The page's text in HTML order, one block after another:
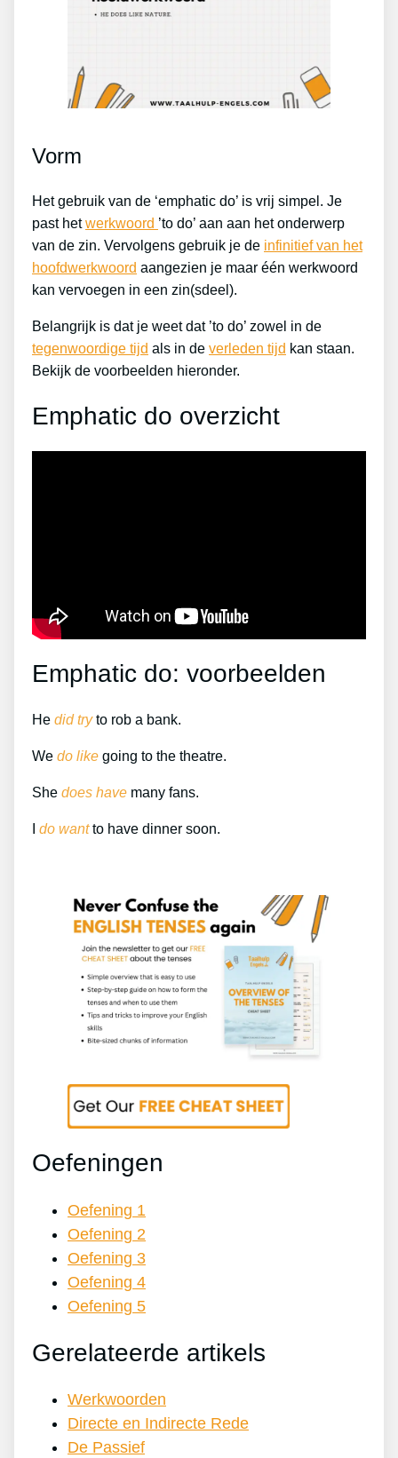
Vorm
Het gebruik van de ‘emphatic do’ is vrij simpel. Je
past hetwerkwoord ’to do’ aan aan het onderwerp
van de zin. Vervolgens gebruik je de infinitief van het
hoofdwerkwoord aangezien je maar één werkwoord
kan vervoegen in een zin(sdeel).
Belangrijk is dat je weet dat ’to do’ zowel in de
tegenwoordige tijd als in de verleden tijd kan staan.
Bekijk de voorbeelden hieronder.
Emphatic do overzicht
Emphatic do: voorbeelden
He did tryto rob a bank.
We do like going to the theatre.
She does have many fans.
do wantto have dinner soon.
Oefeningen
Oefening 1
Oefening 2
Oefening 3
Oefening 4
Oefening 5
Gerelateerde artikels
Werkwoorden
Directe en Indirecte Rede
De Passief